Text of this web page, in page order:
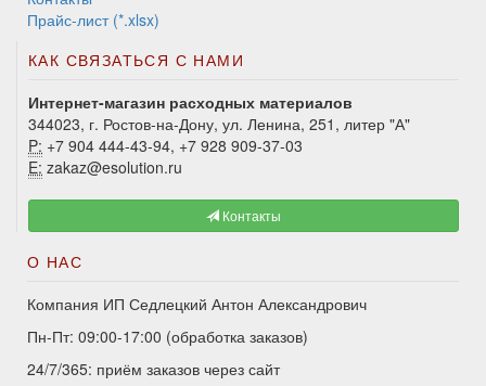
Прайс-лист (*.xlsx)
КАК СВЯЗАТЬСЯ С НАМИ
Интернет-магазин расходных материалов
344023, г. Ростов-на-Дону, ул. Ленина, 251, литер "А"
P: +7 904 444-43-94, +7 928 909-37-03
E: zakaz@esolution.ru
Контакты
О НАС
Компания ИП Седлецкий Антон Александрович
Пн-Пт: 09:00-17:00 (обработка заказов)
24/7/365: приём заказов через сайт